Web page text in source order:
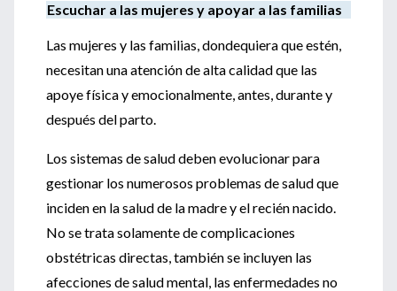
Escuchar a las mujeres y apoyar a las familias
Las mujeres y las familias, dondequiera que estén,
necesitan una atención de alta calidad que las
apoye física y emocionalmente, antes, durante y
después del parto.
Los sistemas de salud deben evolucionar para
gestionar los numerosos problemas de salud que
inciden en la salud de la madre y el recién nacido.
No se trata solamente de complicaciones
obstétricas directas, también se incluyen las
afecciones de salud mental, las enfermedades no